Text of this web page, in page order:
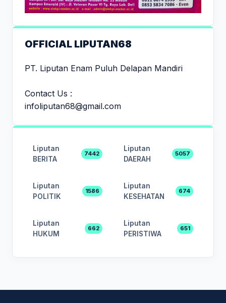
OFFICIAL LIPUTAN68
PT. Liputan Enam Puluh Delapan Mandiri
Contact Us :
infoliputan68@gmail.com
Liputan
BERITA
7442
Liputan
DAERAH
5057
Liputan
POLITIK
1586
Liputan
KESEHATAN
674
Liputan
HUKUM
662
Liputan
PERISTIWA
651